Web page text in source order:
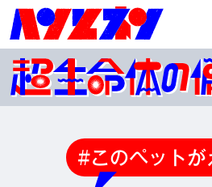
#このペットが